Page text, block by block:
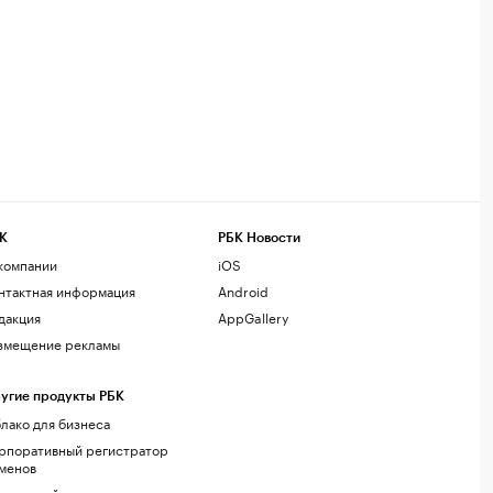
информация
рекламы
продукты РБК
для бизнеса
регистратор
РБК Новости
iOS
Android
AppGallery